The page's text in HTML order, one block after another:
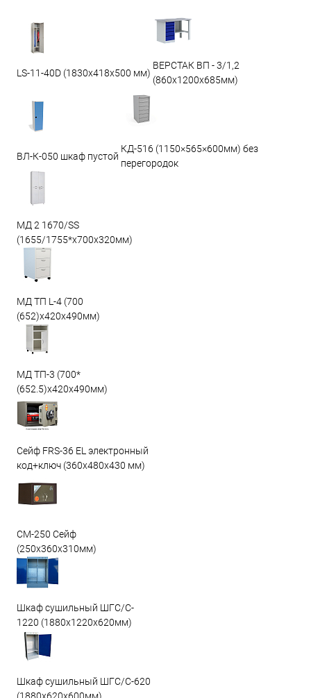
LS-11-40D (1830x418x500 мм)
ВЕРСТАК ВП - 3/1,2
(860х1200х685мм)
ВЛ-К-050 шкаф пустой
КД-516 (1150×565×600мм) без
перегородок
МД 2 1670/SS
(1655/1755*x700x320мм)
МД ТП L-4 (700
(652)x420x490мм)
МД ТП-3 (700*
(652.5)x420x490мм)
Сейф FRS-36 EL электронный
код+ключ (360x480x430 мм)
СМ-250 Сейф
(250х360х310мм)
Шкаф сушильный ШГС/C-
1220 (1880x1220x620мм)
Шкаф сушильный ШГС/C-620